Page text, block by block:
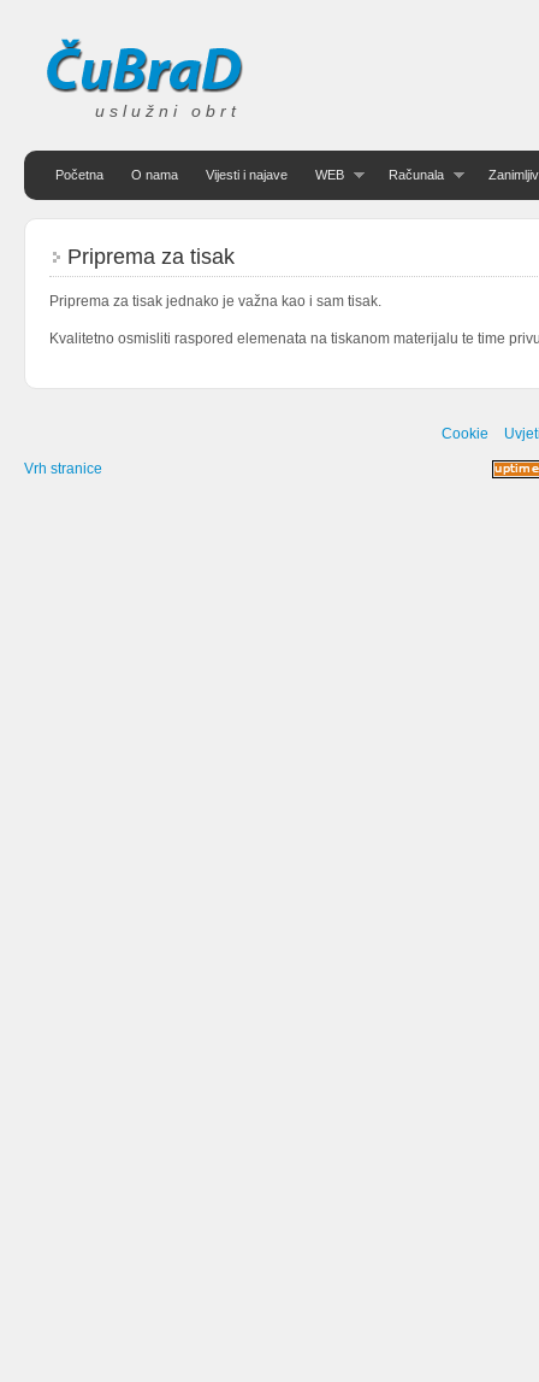
uslužni obrt
Početna O nama Vijesti i najave WEB Računala
Priprema za tisak
Priprema za tisak jednako je važna kao i sam tisak.
Kvalitetno osmisliti raspored elemenata na tiskanom materijalu te time
Cookie
Vrh stranice